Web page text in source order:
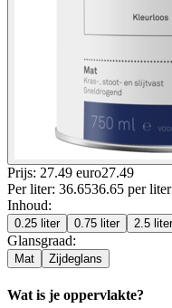
Prijs: 27.49 euro27.49
Per liter: 36.6536.65 per liter
Inhoud:
0.25 liter 0.75 liter 2.5 liter
Glansgraad:
Mat Zijdeglans
Wat is je oppervlakte?